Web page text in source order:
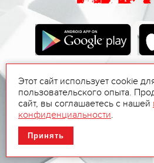
Этот сайт использует cookie
пользовательского опыта.
сайт, вы соглашаетесь с нашей
конфиденциальности.
Принять